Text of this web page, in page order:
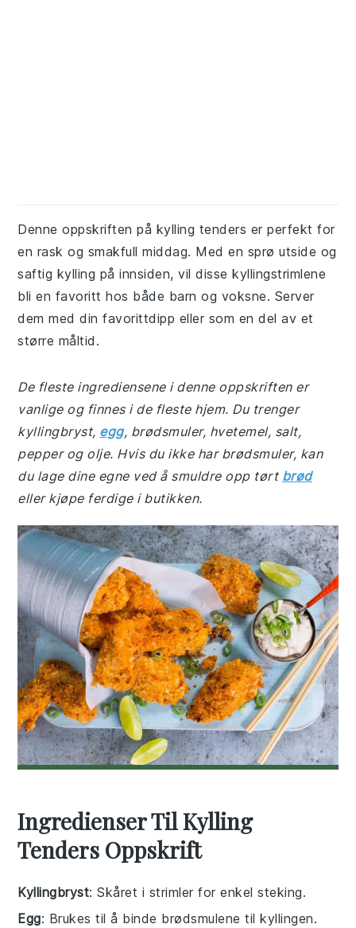
Denne oppskriften på kylling tenders er perfekt for
en rask og smakfull middag. Med en sprø utside og
saftig kylling på innsiden, vil disse kyllingstrimlene
bli en favoritt hos både barn og voksne. Server
dem med din favorittdipp eller som en del av et
større måltid.
De fleste ingrediensene i denne oppskriften er
vanlige og finnes i de fleste hjem. Du trenger
kyllingbryst, egg, brødsmuler, hvetemel, salt,
pepper og olje. Hvis du ikke har brødsmuler, kan
du lage dine egne ved å smuldre opp tørt brød
eller kjøpe ferdige i butikken.
Ingredienser Til Kylling
Tenders Oppskrift
Kyllingbryst: Skåret i strimler for enkel steking.
Egg: Brukes til å binde brødsmulene til kyllingen.